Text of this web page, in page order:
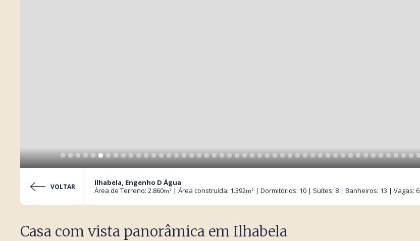
VOLTAR
Ilhabela, Engenho D Água
Área de Terreno: 2.860m² | Área construída: 1.392m² | Dormitórios: 10 | Suítes: 8 | Banheiros: 13 | Vagas: 6
Casa com vista panorâmica em Ilhabela